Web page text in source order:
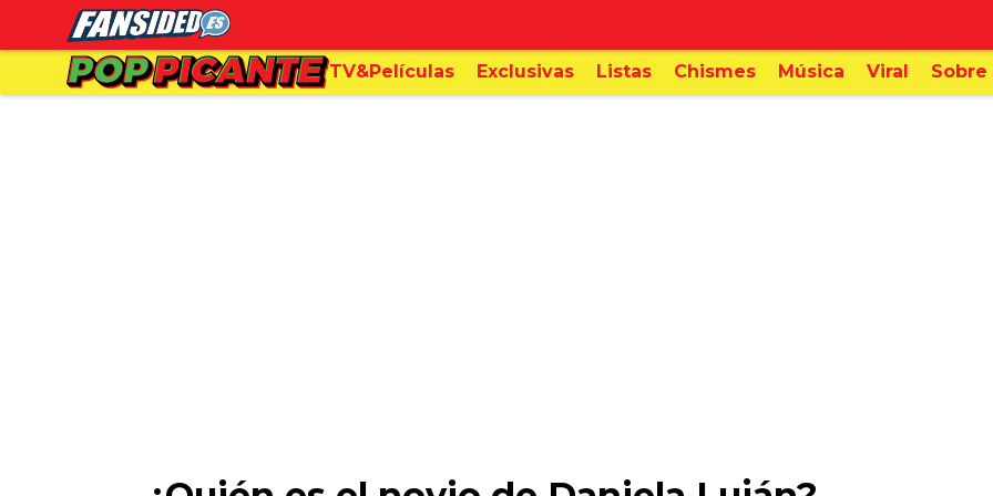
TV&Películas Exclusivas Listas Chismes Música Viral Sobre